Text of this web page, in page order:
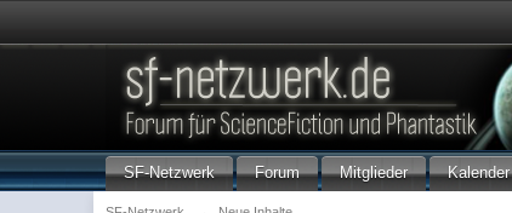
SF-Netzwerk Forum Mitglieder Kalender